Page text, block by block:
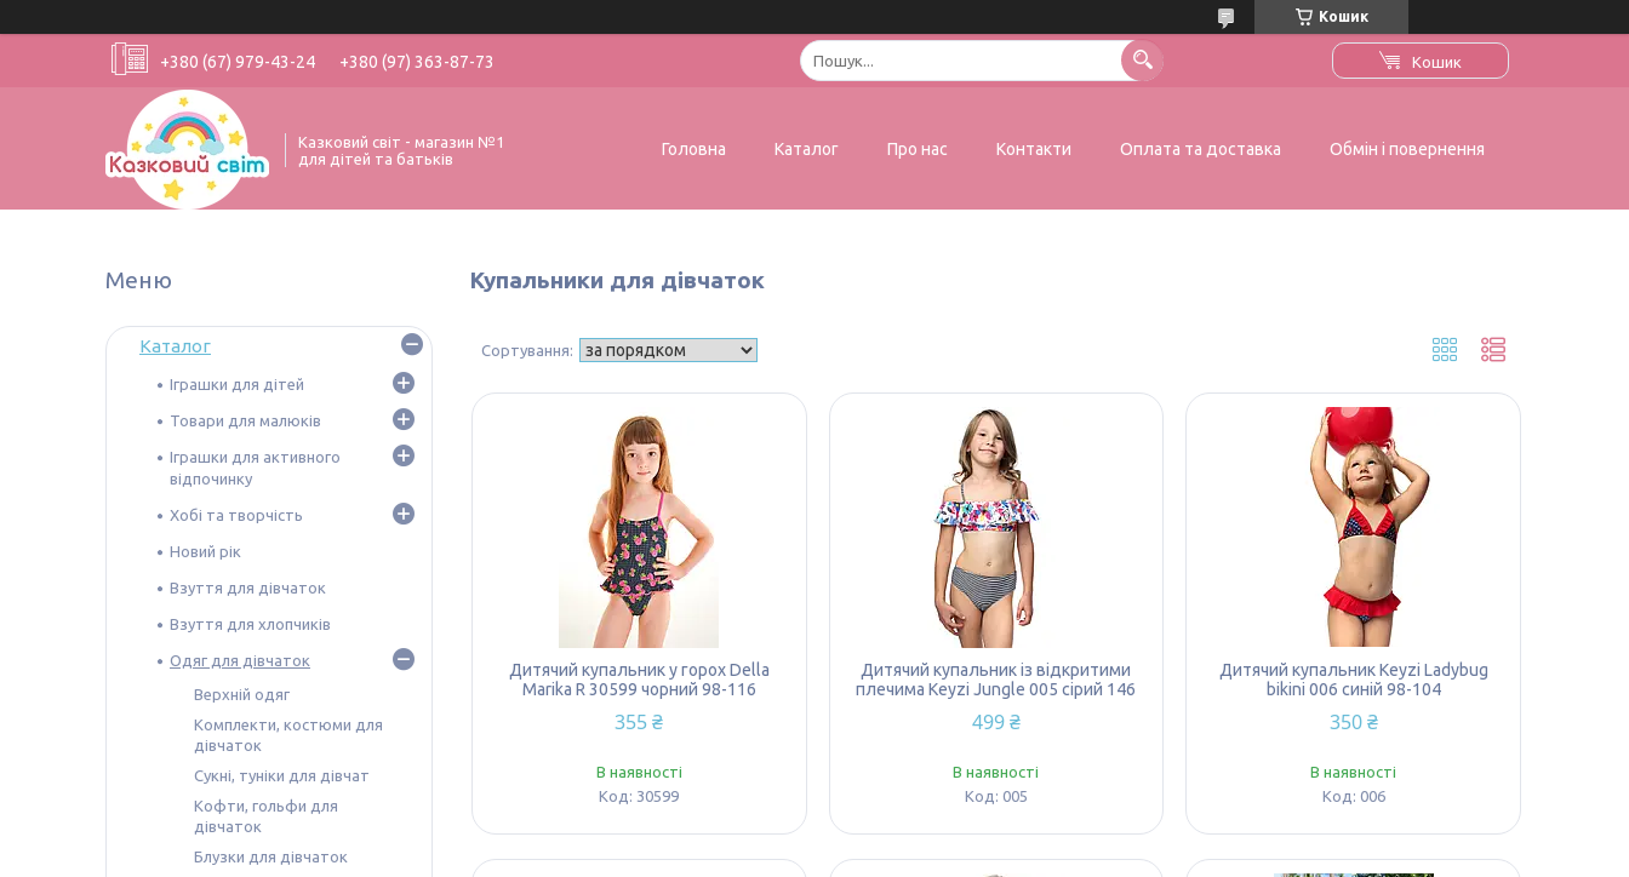
Кошик
+380 (67) 979-43-24 +380 (97) 363-87-73 Кошик
Казковий світ - магазин №1
для дітей та батьків
Головна Каталог Про нас Контакти Оплата та доставка Обмін і повернення
Купальники для дівчаток
Дитячий купальник у горох Della
Marika R 30599 чорний 98-116
355 ₴
В наявності
30599
Дитячий купальник із відкритими
плечима Keyzi Jungle 005 сірий 146
499 ₴
В наявності
005
Дитячий купальник Keyzi Ladybug
bikini 006 синій 98-104
350 ₴
В наявності
006
Каталог
Іграшки для дітей
Товари для малюків
Іграшки для активного
відпочинку
Хобі та творчість
Новий рік
Взуття для дівчаток
Взуття для хлопчиків
Одяг для дівчаток
Верхній одяг
Комплекти, костюми для
дівчаток
Сукні, туніки для дівчат
Кофти, гольфи для
дівчаток
Блузки для дівчаток